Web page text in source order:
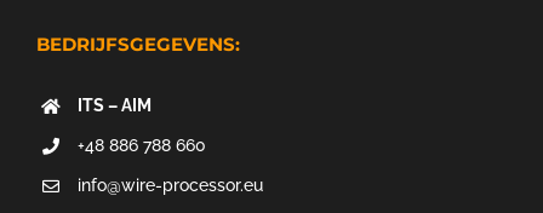
BEDRIJFSGEGEVENS:
ITS – AIM
+48 886 788 660
info@wire-processor.eu